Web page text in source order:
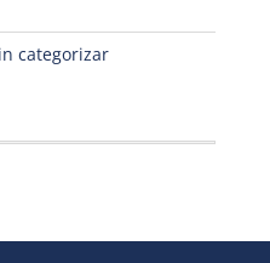
categorizar